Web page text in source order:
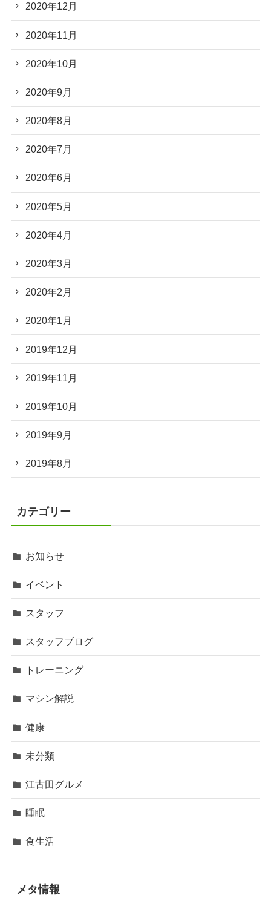
2020年12月
2020年11月
2020年10月
2020年9月
2020年8月
2020年7月
2020年6月
2020年5月
2020年4月
2020年3月
2020年2月
2020年1月
2019年12月
2019年11月
2019年10月
2019年9月
2019年8月
カテゴリー
お知らせ
イベント
スタッフ
スタッフブログ
トレーニング
マシン解説
健康
未分類
江古田グルメ
睡眠
食生活
メタ情報